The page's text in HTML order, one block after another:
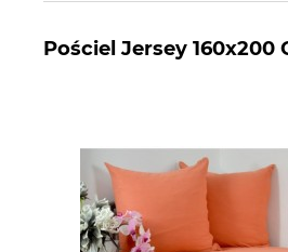
Pościel Jersey 160x200